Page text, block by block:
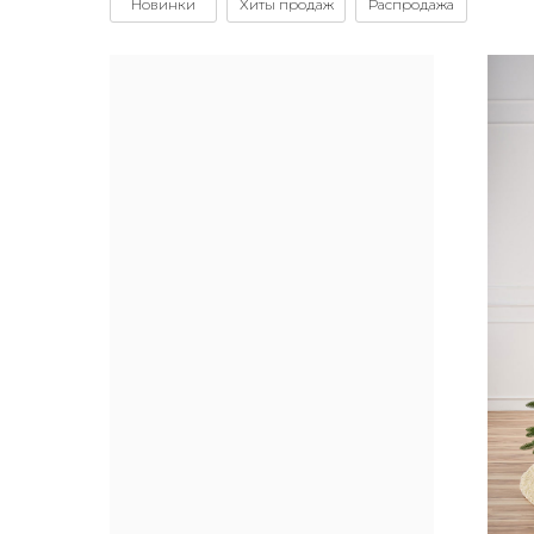
Хиты продаж Распродажа
Новинки